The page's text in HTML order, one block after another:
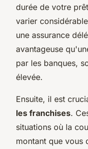
durée de votre
varier
une assurance
avantageuse
par les banques,
élevée.
Ensuite, il est
les franchises.
situations où la
montant que vous